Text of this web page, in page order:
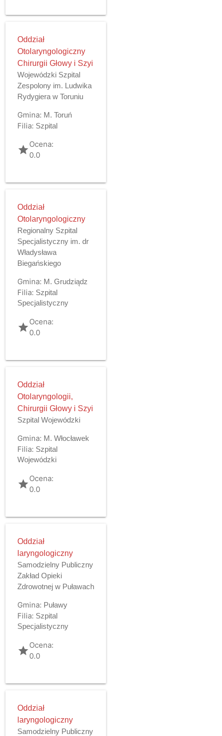
Oddział
Otolaryngologiczny
Chirurgii Głowy i Szyi
Wojewódzki Szpital
Zespolony im. Ludwika
Rydygiera w Toruniu
Gmina: M. Toruń
Filia: Szpital
gradeOcena:
0.0
Oddział
Otolaryngologiczny
Regionalny Szpital
Specjalistyczny im. dr
Władysława
Biegańskiego
Gmina: M. Grudziądz
Filia: Szpital
Specjalistyczny
gradeOcena:
0.0
Oddział
Otolaryngologii,
Chirurgii Głowy i Szyi
Szpital Wojewódzki
Gmina: M. Włocławek
Filia: Szpital
Wojewódzki
gradeOcena:
0.0
Oddział
laryngologiczny
Samodzielny Publiczny
Zakład Opieki
Zdrowotnej w Puławach
Gmina: Puławy
Filia: Szpital
Specjalistyczny
gradeOcena:
0.0
Oddział
laryngologiczny
Samodzielny Publiczny